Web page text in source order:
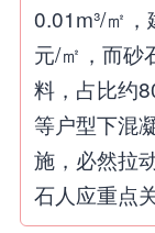
0.01m³/㎡
元/㎡，而砂
料，占比约
等户型下混
施，必然拉
石人应重点